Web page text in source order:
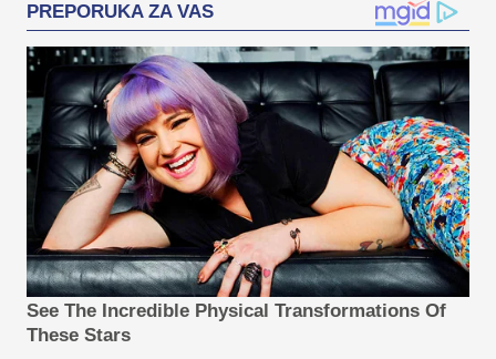
PREPORUKA ZA VAS
See The Incredible Physical Transformations Of
These Stars